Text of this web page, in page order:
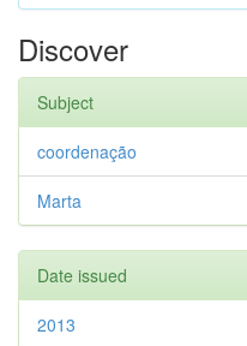
Discover
Subject
coordenação
Marta
Date issued
2013